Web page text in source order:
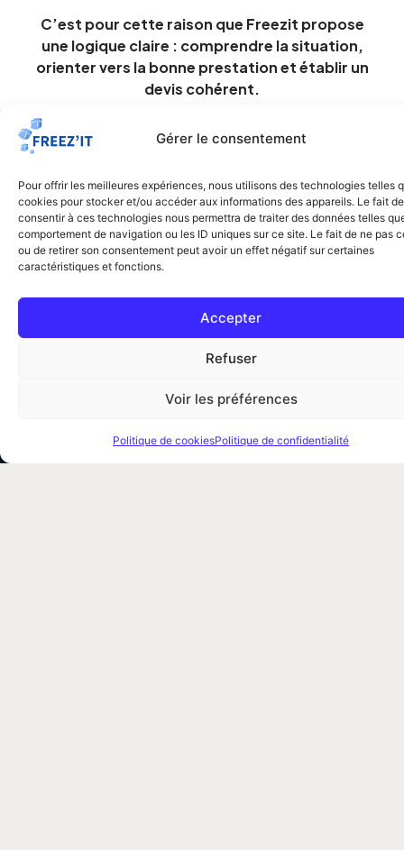
Gérer le consentement
Pour offrir les meilleures expériences, nous utilisons des technologies telles
cookies pour stocker et/ou accéder aux informations des appareils. Le fait de
consentir à ces technologies nous permettra de traiter des données telles
comportement de navigation ou les ID uniques sur ce site. Le fait de ne pas
ou de retirer son consentement peut avoir un effet négatif sur certaines
caractéristiques et fonctions.
Accepter
Refuser
Voir les préférences
Politique de cookiesPolitique de confidentialité
C’est pour cette raison que Freezit propose
une logique claire : comprendre la situation,
orienter vers la bonne prestation et établir un
devis cohérent.
Pour certains besoins, des outils comme les
la demande avant prise de contact.
Découvrir nos simulateurs de prix
Traitement professionnel des nuisibles à Paris et en Île-
désinsectisation. Certifiés CertiPunaises &